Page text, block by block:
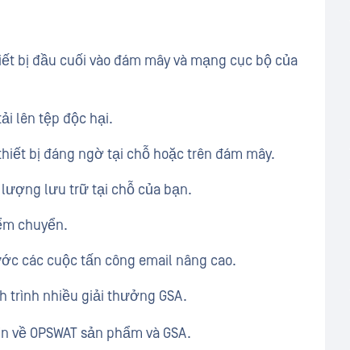
bị đầu cuối vào đám mây và mạng cục bộ của
lên tệp độc hại.
bị đáng ngờ tại chỗ hoặc trên đám mây.
lượng lưu trữ tại chỗ của bạn.
chuyển.
các cuộc tấn công email nâng cao.
trình nhiều giải thưởng GSA.
OPSWAT sản phẩm và GSA.